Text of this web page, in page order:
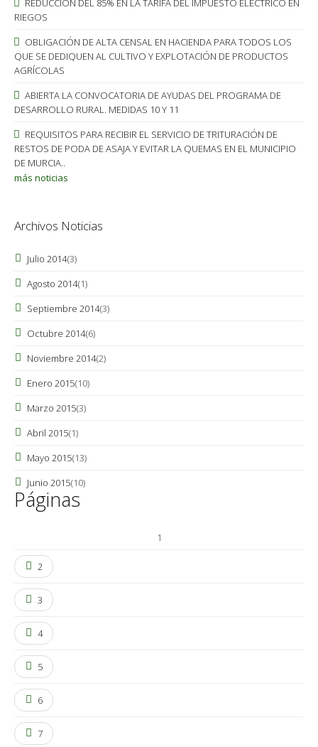
REDUCCION DEL 85% EN LA TARIFA DEL IMPUESTO ELECTRICO EN
RIEGOS
OBLIGACIÓN DE ALTA CENSAL EN HACIENDA PARA TODOS LOS
QUE SE DEDIQUEN AL CULTIVO Y EXPLOTACIÓN DE PRODUCTOS
AGRÍCOLAS
ABIERTA LA CONVOCATORIA DE AYUDAS DEL PROGRAMA DE
DESARROLLO RURAL. MEDIDAS 10 Y 11
REQUISITOS PARA RECIBIR EL SERVICIO DE TRITURACIÓN DE
RESTOS DE PODA DE ASAJA Y EVITAR LA QUEMAS EN EL MUNICIPIO
DE MURCIA..
más noticias
Archivos Noticias
Julio 2014(3)
Agosto 2014(1)
Septiembre 2014(3)
Octubre 2014(6)
Noviembre 2014(2)
Enero 2015(10)
Marzo 2015(3)
Abril 2015(1)
Mayo 2015(13)
Junio 2015(10)
Páginas
1
2
3
4
5
6
7